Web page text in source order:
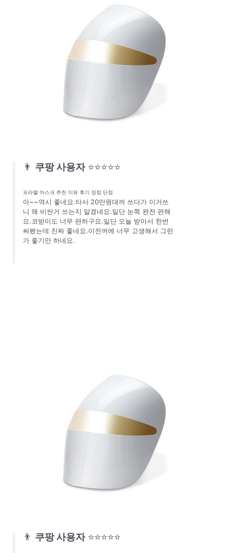
👨 쿠팡 사용자 ⭐⭐⭐⭐⭐
프라엘 마스크 추천 이유 후기 장점 단점
아~~역시 좋네요.타사 20만원대꺼 쓰다가 이거쓰
니 왜 비싼거 쓰는지 알겠네요.일단 눈쪽 완전 편해
요.코받이도 너무 편하구요.일단 오늘 받아서 한번
써봤는데 진짜 좋네요.이전꺼에 너무 고생해서 그런
가 좋기만 하네요.
👨 쿠팡 사용자 ⭐⭐⭐⭐⭐